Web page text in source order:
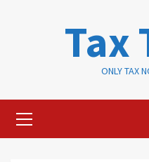
Tax
ONLY TAX
Menu